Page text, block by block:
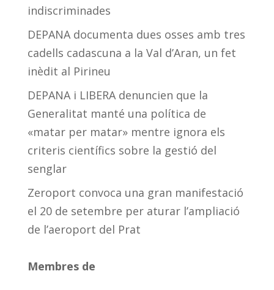
indiscriminades
DEPANA documenta dues osses amb tres
cadells cadascuna a la Val d’Aran, un fet
inèdit al Pirineu
DEPANA i LIBERA denuncien que la
Generalitat manté una política de
«matar per matar» mentre ignora els
criteris científics sobre la gestió del
senglar
Zeroport convoca una gran manifestació
el 20 de setembre per aturar l’ampliació
de l’aeroport del Prat
Membres de